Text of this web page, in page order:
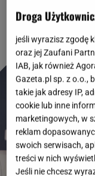
komplet punktów.
Droga
jeśli wyrazisz zgodę
oraz jej Zaufani
IAB, jak również
Gazeta.pl sp. z o.o.,
takie jak adresy IP,
cookie lub inne
marketingowych, w
reklam
swoich serwisach,
treści w nich
Jeśli nie chcesz